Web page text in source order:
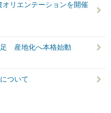
リエンテーションを開催
足 産地化へ本格始動
ついて